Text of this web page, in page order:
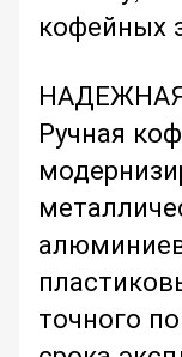
кофейных
НАДЕЖНАЯ
Ручная
точного